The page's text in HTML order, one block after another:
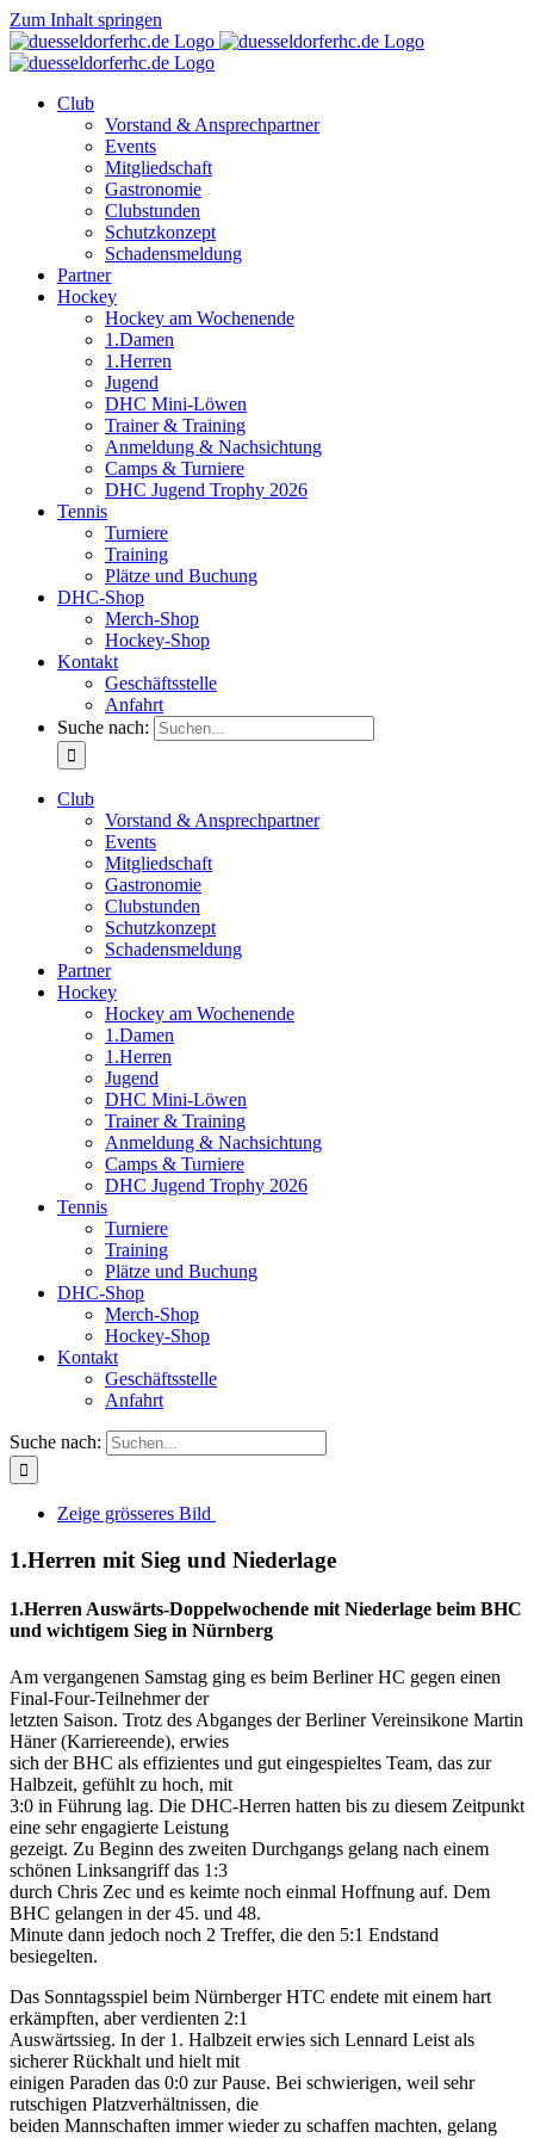
Zum Inhalt springen
Club
Vorstand & Ansprechpartner
Events
Mitgliedschaft
Gastronomie
Clubstunden
Schutzkonzept
Schadensmeldung
Partner
Hockey
Hockey am Wochenende
1.Damen
1.Herren
Jugend
DHC Mini-Löwen
Trainer & Training
Anmeldung & Nachsichtung
Camps & Turniere
DHC Jugend Trophy 2026
Tennis
Turniere
Training
Plätze und Buchung
DHC-Shop
Merch-Shop
Hockey-Shop
Kontakt
Geschäftsstelle
Anfahrt
Suche nach:
Club
Vorstand & Ansprechpartner
Events
Mitgliedschaft
Gastronomie
Clubstunden
Schutzkonzept
Schadensmeldung
Partner
Hockey
Hockey am Wochenende
1.Damen
1.Herren
Jugend
DHC Mini-Löwen
Trainer & Training
Anmeldung & Nachsichtung
Camps & Turniere
DHC Jugend Trophy 2026
Tennis
Turniere
Training
Plätze und Buchung
DHC-Shop
Merch-Shop
Hockey-Shop
Kontakt
Geschäftsstelle
Anfahrt
Suche nach:
Zeige grösseres Bild
1.Herren mit Sieg und Niederlage
1.Herren Auswärts-Doppelwochende mit Niederlage beim BHC
und wichtigem Sieg in Nürnberg
Am vergangenen Samstag ging es beim Berliner HC gegen einen
Final-Four-Teilnehmer der
letzten Saison. Trotz des Abganges der Berliner Vereinsikone Martin
Häner (Karriereende), erwies
sich der BHC als effizientes und gut eingespieltes Team, das zur
Halbzeit, gefühlt zu hoch, mit
3:0 in Führung lag. Die DHC-Herren hatten bis zu diesem Zeitpunkt
eine sehr engagierte Leistung
gezeigt. Zu Beginn des zweiten Durchgangs gelang nach einem
schönen Linksangriff das 1:3
durch Chris Zec und es keimte noch einmal Hoffnung auf. Dem
BHC gelangen in der 45. und 48.
Minute dann jedoch noch 2 Treffer, die den 5:1 Endstand
besiegelten.
Das Sonntagsspiel beim Nürnberger HTC endete mit einem hart
erkämpften, aber verdienten 2:1
Auswärtssieg. In der 1. Halbzeit erwies sich Lennard Leist als
sicherer Rückhalt und hielt mit
einigen Paraden das 0:0 zur Pause. Bei schwierigen, weil sehr
rutschigen Platzverhältnissen, die
beiden Mannschaften immer wieder zu schaffen machten, gelang